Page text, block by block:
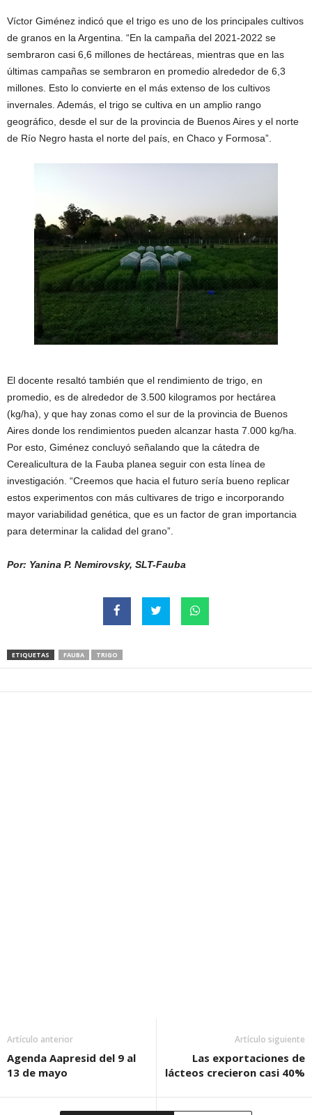
Víctor Giménez indicó que el trigo es uno de los principales cultivos
de granos en la Argentina. “En la campaña del 2021-2022 se
sembraron casi 6,6 millones de hectáreas, mientras que en las
últimas campañas se sembraron en promedio alrededor de 6,3
millones. Esto lo convierte en el más extenso de los cultivos
invernales. Además, el trigo se cultiva en un amplio rango
geográfico, desde el sur de la provincia de Buenos Aires y el norte
de Río Negro hasta el norte del país, en Chaco y Formosa”.
El docente resaltó también que el rendimiento de trigo, en
promedio, es de alrededor de 3.500 kilogramos por hectárea
(kg/ha), y que hay zonas como el sur de la provincia de Buenos
Aires donde los rendimientos pueden alcanzar hasta 7.000 kg/ha.
Por esto, Giménez concluyó señalando que la cátedra de
Cerealicultura de la Fauba planea seguir con esta línea de
investigación. “Creemos que hacia el futuro sería bueno replicar
estos experimentos con más cultivares de trigo e incorporando
mayor variabilidad genética, que es un factor de gran importancia
para determinar la calidad del grano”.
Por: Yanina P. Nemirovsky, SLT-Fauba
ETIQUETAS FAUBA TRIGO
Artículo anterior
Agenda Aapresid del 9 al
13 de mayo
Artículo siguiente
Las exportaciones de
lácteos crecieron casi 40%